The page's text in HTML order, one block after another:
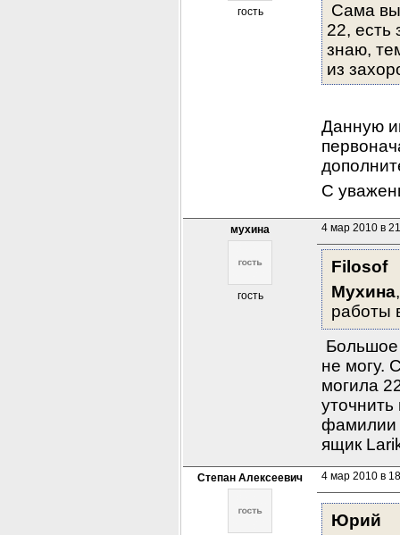
гость
Сама
22, есть
знаю,
из
Данную
С
мухина
гость
4 мар 2010 в
Filosof
Мухина
работы
Большое
не могу.
могила
фамилии
ящик
Степан Алексеевич 4 мар 2010 в
Юрий